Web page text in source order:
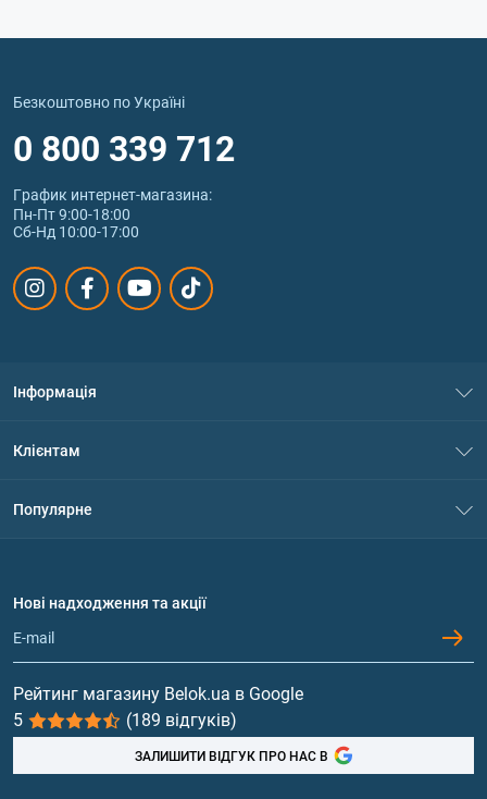
Безкоштовно по Україні
0 800 339 712
График интернет‑магазина:
Пн-Пт 9:00-18:00
Сб-Нд 10:00-17:00
Інформація
Політика конфіденційності
Обмін та повернення
Клієнтам
Популярне
Протеїн
Гейнери
Вітаміни та мінерали
Риб'ячий жир, жирні кислоти
Нові надходження та акції
Рейтинг магазину Belok.ua в Google
5
(189 відгуків)
ЗАЛИШИТИ ВІДГУК ПРО НАС В